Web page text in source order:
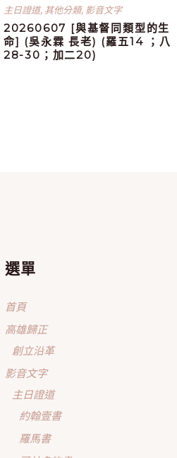
主日證道, 其他分類, 影音文字
20260607 [與基督同類型的生
命] (吳永霖 長老) (羅五14 ；八
28-30；加二20)
選單
首頁
高雄歸正
創立沿革
影音文字
主日證道
約翰壹書
羅馬書